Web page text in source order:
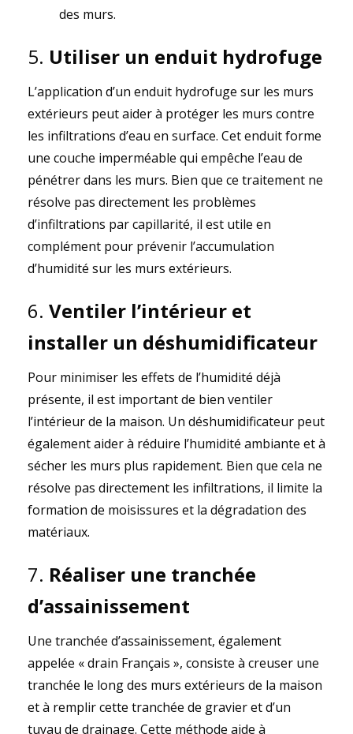
des murs.
5. Utiliser un enduit hydrofuge
L’application d’un enduit hydrofuge sur les murs
extérieurs peut aider à protéger les murs contre
les infiltrations d’eau en surface. Cet enduit forme
une couche imperméable qui empêche l’eau de
pénétrer dans les murs. Bien que ce traitement ne
résolve pas directement les problèmes
d’infiltrations par capillarité, il est utile en
complément pour prévenir l’accumulation
d’humidité sur les murs extérieurs.
6. Ventiler l’intérieur et
installer un déshumidificateur
Pour minimiser les effets de l’humidité déjà
présente, il est important de bien ventiler
l’intérieur de la maison. Un déshumidificateur peut
également aider à réduire l’humidité ambiante et à
sécher les murs plus rapidement. Bien que cela ne
résolve pas directement les infiltrations, il limite la
formation de moisissures et la dégradation des
matériaux.
7. Réaliser une tranchée
d’assainissement
Une tranchée d’assainissement, également
appelée « drain Français », consiste à creuser une
tranchée le long des murs extérieurs de la maison
et à remplir cette tranchée de gravier et d’un
tuyau de drainage. Cette méthode aide à